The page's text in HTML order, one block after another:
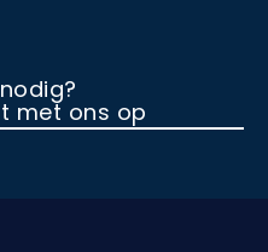
met ons op